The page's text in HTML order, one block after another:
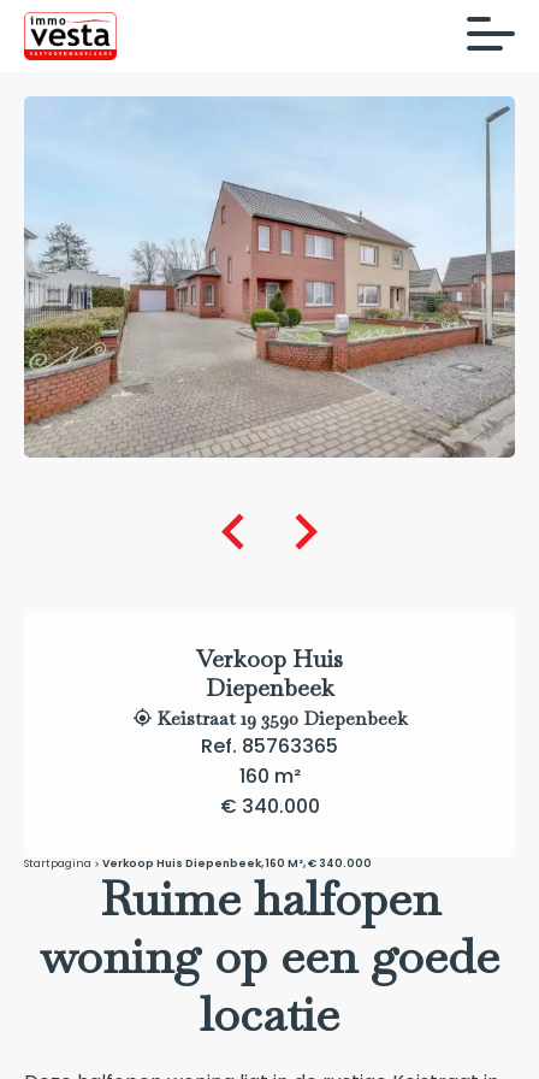
Verkoop Huis
Diepenbeek
Keistraat 19 3590 Diepenbeek
Ref. 85763365
160 m²
€ 340.000
Startpagina Verkoop Huis Diepenbeek, 160 M², € 340.000
Ruime halfopen
woning op een goede
locatie